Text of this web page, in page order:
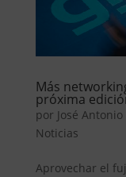
Más
próxima
por José
Noticias
Aprovechar el